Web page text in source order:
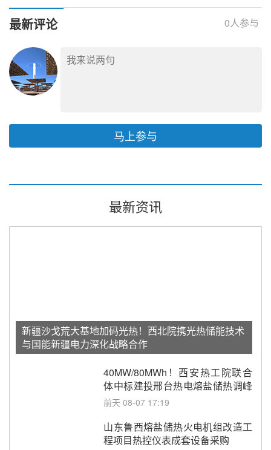
机组中标候选公示
最新评论 0人参与
马上参与
最新资讯
新疆沙戈荒大基地加码光热！西北院携光热储能技术
与国能新疆电力深化战略合作
40MW/80MWh！西安热工院联合
体中标建投邢台热电熔盐储热调峰
调频改造EPC项目
前天 08-07 17:19
山东鲁西熔盐储热火电机组改造工
程项目热控仪表成套设备采购